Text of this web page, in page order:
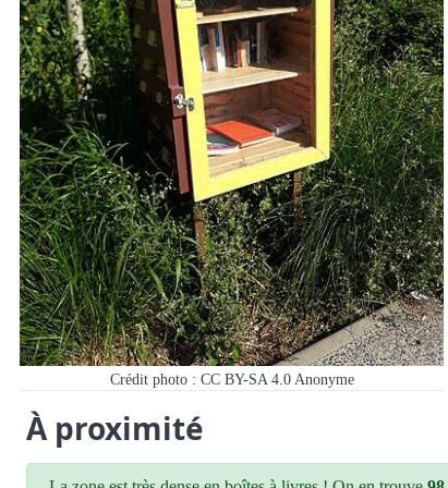
Crédit photo : CC BY-SA 4.0 Anonyme
À proximité